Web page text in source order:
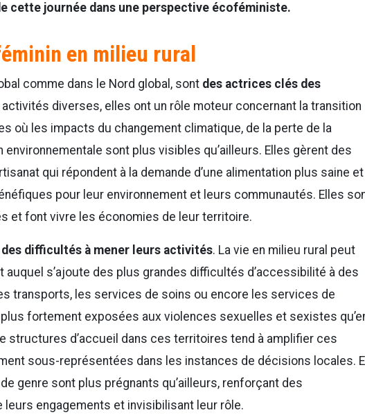
cette journée dans une perspective écoféministe.
en milieu rural
comme dans le Nord global, sont des actrices clés des
activités diverses, elles ont un rôle moteur concernant la transition
où les impacts du changement climatique, de la perte de la
sont plus visibles qu’ailleurs. Elles gèrent des
qui répondent à la demande d’une alimentation plus saine et
pour leur environnement et leurs communautés. Elles
et font vivre les économies de leur territoire.
des difficultés à mener leurs activités. La vie en milieu rural peut
auquel s’ajoute des plus grandes difficultés d’accessibilité à des
transports, les services de soins ou encore les services de
fortement exposées aux violences sexuelles et sexistes
structures d’accueil dans ces territoires tend à amplifier ces
sous-représentées dans les instances de décisions locales.
genre sont plus prégnants qu’ailleurs, renforçant des
engagements et invisibilisant leur rôle.